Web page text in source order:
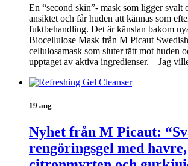
En “second skin”- mask som ligger svalt
ansiktet och får huden att kännas som
fuktbehandling. Det är känslan bakom
Biocellulose Mask från M Picaut
cellulosamask som sluter tätt mot huden
upptaget av aktiva ingredienser. – Jag
19 aug
Nyhet från M Picaut:
rengöringsgel med havre,